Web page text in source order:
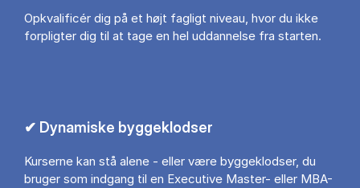
Opkvalificér dig på et højt fagligt niveau, hvor du ikke
forpligter dig til at tage en hel uddannelse fra starten.
✔ Dynamiske byggeklodser
Kurserne kan stå alene - eller være byggeklodser, du
bruger som indgang til en Executive Master- eller MBA-